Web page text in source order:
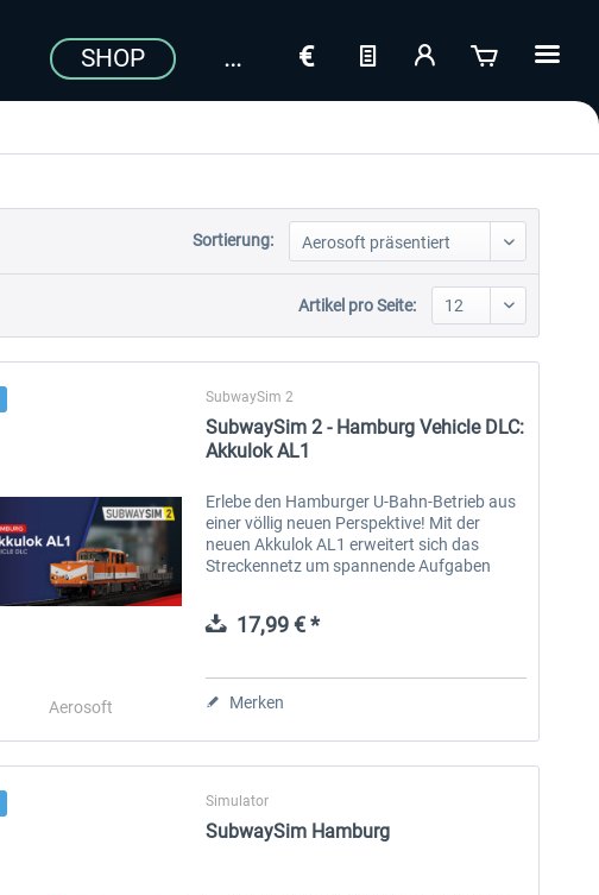
SHOP
Sortierung:
Artikel pro Seite:
Aerosoft
SubwaySim 2
SubwaySim 2 - Hamburg Vehicle DLC:
Akkulok AL1
Erlebe den Hamburger U-Bahn-Betrieb aus
einer völlig neuen Perspektive! Mit der
neuen Akkulok AL1 erweitert sich das
Streckennetz um spannende Aufgaben
Mal nimmst du die Rolle eines Fahrers ein,...
17,99 € *
Merken
Simulator
SubwaySim Hamburg